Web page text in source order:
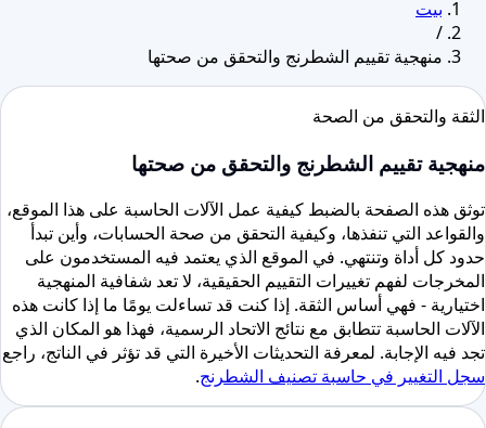
بيت
/
منهجية تقييم الشطرنج والتحقق من صحتها
الثقة والتحقق من الصحة
منهجية تقييم الشطرنج والتحقق من صحتها
توثق هذه الصفحة بالضبط كيفية عمل الآلات الحاسبة على هذا الموقع،
والقواعد التي تنفذها، وكيفية التحقق من صحة الحسابات، وأين تبدأ
حدود كل أداة وتنتهي. في الموقع الذي يعتمد فيه المستخدمون على
المخرجات لفهم تغييرات التقييم الحقيقية، لا تعد شفافية المنهجية
اختيارية - فهي أساس الثقة. إذا كنت قد تساءلت يومًا ما إذا كانت هذه
الآلات الحاسبة تتطابق مع نتائج الاتحاد الرسمية، فهذا هو المكان الذي
تجد فيه الإجابة. لمعرفة التحديثات الأخيرة التي قد تؤثر في الناتج، راجع
سجل التغيير في حاسبة تصنيف الشطرنج.